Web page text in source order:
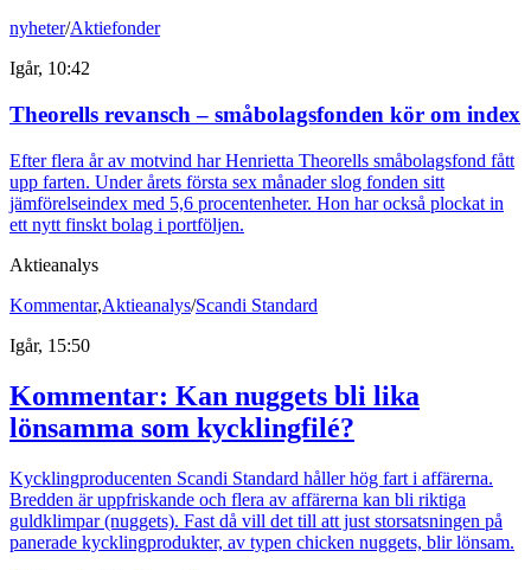
nyheter/Aktiefonder
Igår, 10:42
Theorells revansch – småbolagsfonden kör om index
Efter flera år av motvind har Henrietta Theorells småbolagsfond fått
upp farten. Under årets första sex månader slog fonden sitt
jämförelseindex med 5,6 procentenheter. Hon har också plockat in
ett nytt finskt bolag i portföljen.
Aktieanalys
Kommentar,Aktieanalys/Scandi Standard
Igår, 15:50
Kommentar: Kan nuggets bli lika
lönsamma som kycklingfilé?
Kycklingproducenten Scandi Standard håller hög fart i affärerna.
Bredden är uppfriskande och flera av affärerna kan bli riktiga
guldklimpar (nuggets). Fast då vill det till att just storsatsningen på
panerade kycklingprodukter, av typen chicken nuggets, blir lönsam.